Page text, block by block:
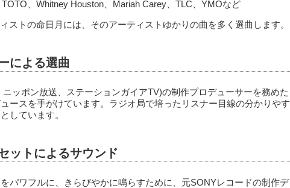
、Whitney Houston、Mariah Carey、TLC、YMOなど
ストの命日月には、そのアーティストゆかりの曲を多く選曲します。
による選曲
ッポン放送、ステーションガイアTV)の制作プロデューサーを務めた
ースを手がけています。ラジオ局で培ったリスナー目線の分かりやす
しています。
ットによるサウンド
パワフルに、きらびやかに鳴らすために、元SONYレコードの制作デ